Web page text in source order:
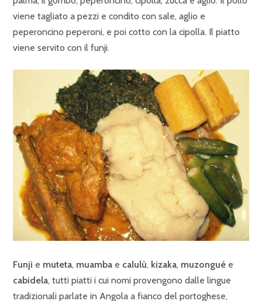
viene tagliato a pezzi e condito con sale, aglio e
peperoncino peperoni, e poi cotto con la cipolla. Il piatto
viene servito con il funji.
Funji e muteta, muamba e calulù, kizaka, muzongué e
cabidela, tutti piatti i cui nomi provengono dalle lingue
tradizionali parlate in Angola a fianco del portoghese,